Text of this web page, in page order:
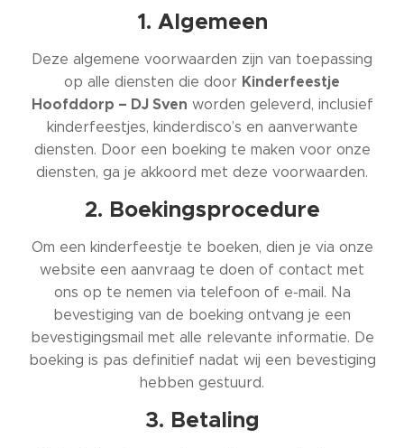
1. Algemeen
Deze algemene voorwaarden zijn van toepassing
op alle diensten die door Kinderfeestje
Hoofddorp – DJ Sven worden geleverd, inclusief
kinderfeestjes, kinderdisco’s en aanverwante
diensten. Door een boeking te maken voor onze
diensten, ga je akkoord met deze voorwaarden.
2. Boekingsprocedure
Om een kinderfeestje te boeken, dien je via onze
website een aanvraag te doen of contact met
ons op te nemen via telefoon of e-mail. Na
bevestiging van de boeking ontvang je een
bevestigingsmail met alle relevante informatie. De
boeking is pas definitief nadat wij een bevestiging
hebben gestuurd.
3. Betaling